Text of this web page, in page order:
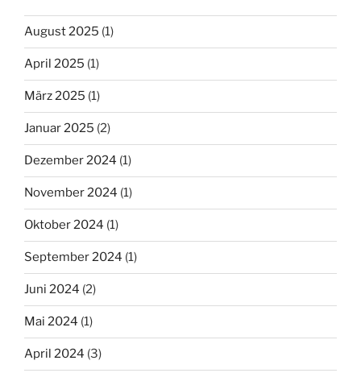
August 2025 (1)
April 2025 (1)
März 2025 (1)
Januar 2025 (2)
Dezember 2024 (1)
November 2024 (1)
Oktober 2024 (1)
September 2024 (1)
Juni 2024 (2)
Mai 2024 (1)
April 2024 (3)